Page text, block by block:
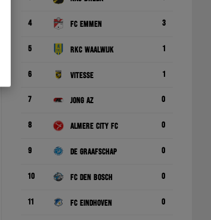
4 FC Emmen 3
5 RKC Waalwijk 1
6 Vitesse 1
7 Jong AZ 0
8 Almere City FC 0
9 De Graafschap 0
10 FC Den Bosch 0
11 FC Eindhoven 0